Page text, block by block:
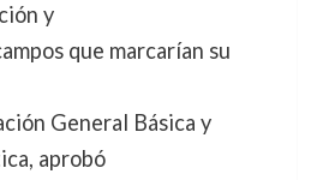
y
que marcarían su
General Básica y
aprobó